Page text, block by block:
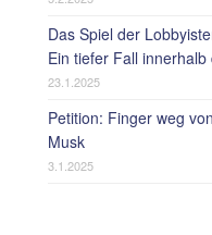
Das Spiel der
Ein tiefer Fall
23.1.2025
Petition: Finger weg
Musk
3.1.2025